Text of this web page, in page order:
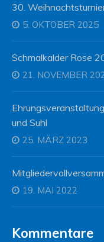
30.
5. OKTOBER 2025
Schmalkalder Rose
21. NOVEMBER
und Suhl
25. MÄRZ 2023
19. MAI 2022
Kommentare